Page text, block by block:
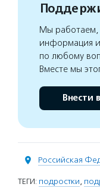
Мы работаем,
информация
по любому
Вместе мы
Внести
Российская
ТЕГИ: подростки,